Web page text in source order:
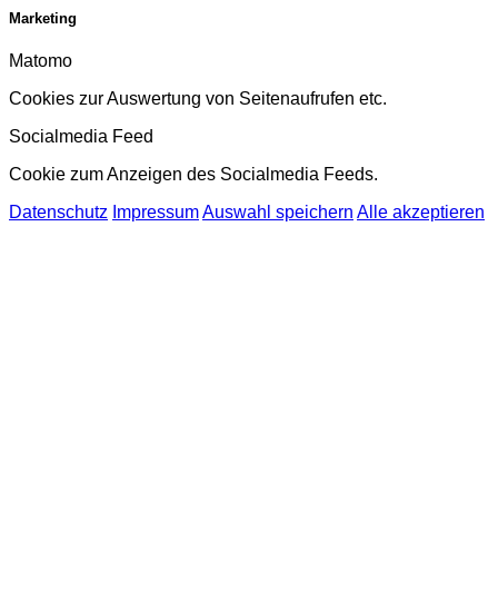
Marketing
Matomo
Cookies zur Auswertung von Seitenaufrufen etc.
Socialmedia Feed
Cookie zum Anzeigen des Socialmedia Feeds.
Datenschutz ImpressumAuswahl speichern Alle akzeptieren